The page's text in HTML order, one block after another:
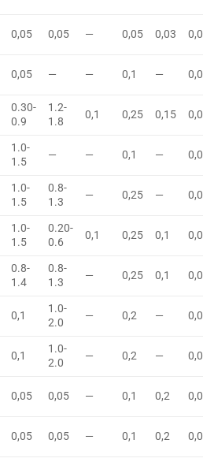
0,05 0,05 — 0,05 0,03
0,05 — — 0,1 —
0.30-
0.9
1.2-
1.8
0,1 0,25 0,15
1.0-
1.5
— — 0,1 —
1.0-
1.5
0.8-
1.3
— 0,25 —
1.0-
1.5
0.20-
0.6
0,1 0,25 0,1
0.8-
1.4
0.8-
1.3
— 0,25 0,1
0,1
1.0-
2.0
— 0,2 —
0,1
1.0-
2.0
— 0,2 —
0,05 0,05 — 0,1 0,2
0,05 0,05 — 0,1 0,2